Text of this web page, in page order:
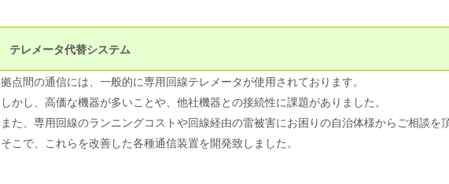
テレメータ代替システム
拠点間の通信には、一般的に専用回線テレメータが使用されております。
しかし、高価な機器が多いことや、他社機器との接続性に課題がありました。
また、専用回線のランニングコストや回線経由の雷被害にお困りの自治体様からご相談を
そこで、これらを改善した各種通信装置を開発致しました。